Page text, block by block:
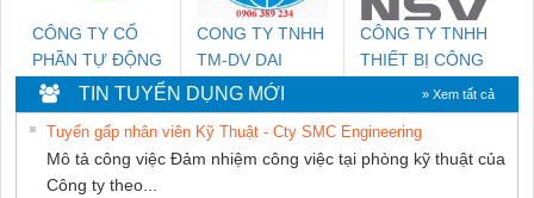
CÔNG TY CỔ
PHẦN TỰ ĐỘNG
TIẾN HƯNG
CONG TY TNHH
TM-DV DAI
DONG THANH
CÔNG TY TNHH
THIẾT BỊ CÔNG
NGHIỆP NIHON
SETSUBI VIỆT
NAM
TIN TUYỂN DỤNG MỚI » Xem tất cả
Tuyển gấp nhân viên Kỹ Thuật - Cty SMC Engineering
Mô tả công việc Đảm nhiệm công việc tại phòng kỹ thuật của
Công ty theo...